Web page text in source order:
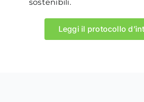
sostenibili.
Leggi il protocollo